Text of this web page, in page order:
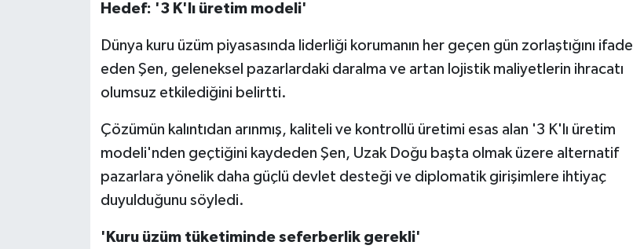
Hedef: '3 K'lı üretim modeli'
Dünya kuru üzüm piyasasında liderliği korumanın her geçen gün zorlaştığını ifade
eden Şen, geleneksel pazarlardaki daralma ve artan lojistik maliyetlerin ihracatı
olumsuz etkilediğini belirtti.
Çözümün kalıntıdan arınmış, kaliteli ve kontrollü üretimi esas alan '3 K'lı üretim
modeli'nden geçtiğini kaydeden Şen, Uzak Doğu başta olmak üzere alternatif
pazarlara yönelik daha güçlü devlet desteği ve diplomatik girişimlere ihtiyaç
duyulduğunu söyledi.
'Kuru üzüm tüketiminde seferberlik gerekli'